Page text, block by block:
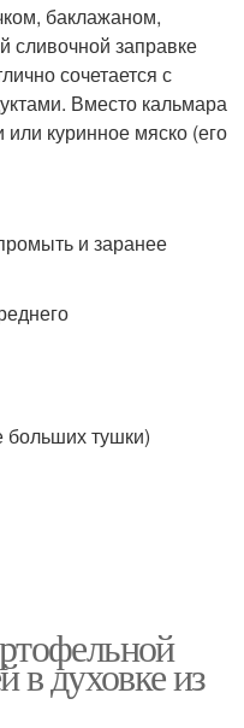
баклажаном,
сливочной заправке
сочетается с
Вместо кальмара
куринное мяско (его
и заранее
больших тушки)
в духовке из